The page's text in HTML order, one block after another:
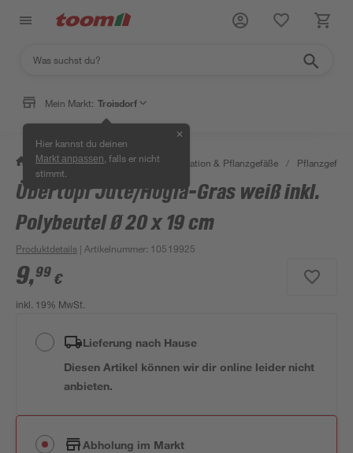
Mein Markt: Troisdorf
Hier kannst du deinen
Markt anpassen , falls er nicht
stimmt.
✕
/ Garten & Freizeit / Gartendekoration & Pflanzgefäße /
Übertopf Jute/Hogla-Gras weiß inkl.
Polybeutel Ø 20 x 19 cm
Produktdetails | Artikelnummer: 10519925
9,99 €
inkl. 19% MwSt.
Lieferung nach Hause
Diesen Artikel können wir dir online leider nicht
anbieten.
Abholung im Markt